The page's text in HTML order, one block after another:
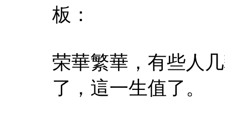
板：
荣華繁華，有些人
了，這一生值了。